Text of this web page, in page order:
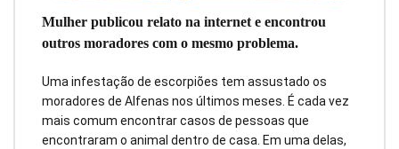
Mulher publicou relato na internet e encontrou
outros moradores com o mesmo problema.
Uma infestação de escorpiões tem assustado os
moradores de Alfenas nos últimos meses. É cada vez
mais comum encontrar casos de pessoas que
encontraram o animal dentro de casa. Em uma delas,